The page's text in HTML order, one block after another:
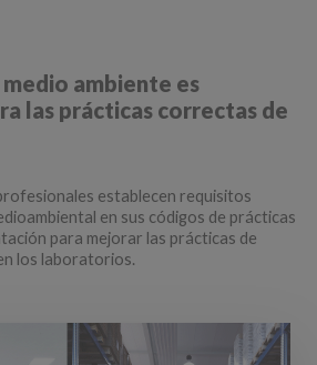
ambiente es
las prácticas correctas de
establecen requisitos
en sus códigos de prácticas
para mejorar las prácticas de
los laboratorios.​